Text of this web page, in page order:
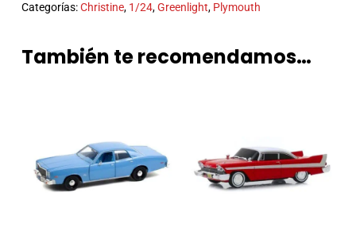
Categorías:Christine, 1/24,Greenlight, Plymouth
También te recomendamos…